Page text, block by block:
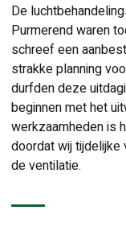
De
Purmerend waren
schreef een
strakke planning
durfden deze
beginnen met het
werkzaamheden is
doordat wij tijdelijke
de ventilatie.